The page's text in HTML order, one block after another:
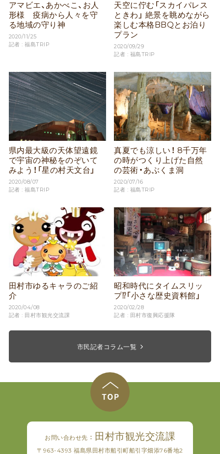
アマビエ、あかべこ、お人
形様 疫病から人々を守
る地域の守り神
2020/11/25
記者 : 福島TRIP
天空に佇む「スカイパレス
ときわ」 絶景を眺めながら
楽しむ本格BBQとお泊り
プラン
2020/09/29
記者 : 福島TRIP
県内最大級の天体望遠鏡
で宇宙の神秘をのぞいて
みよう！「星の村天文台」
2020/08/07
記者 : 福島TRIP
真夏でも涼しい！ 8千万年
の時がつくり上げた自然
の芸術・あぶくま洞
2020/07/16
記者 : 福島TRIP
田村市ゆるキャラのご紹
介
2020/04/08
記者 : 田村市観光交流課
昭和時代にタイムスリッ
プ⁉「小さな歴史資料館」
2020/02/28
記者 : 田村市復興応援隊
市民記者コラム一覧
お問い合わせ先 ： 田村市観光交流課
〒963-4393 福島県田村市船引町船引字畑添76番地2